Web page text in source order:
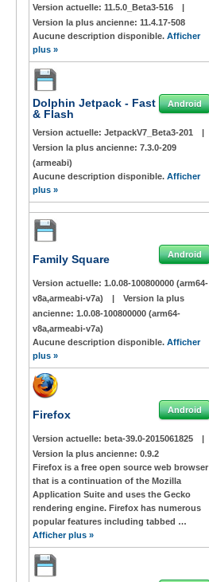
Version actuelle: 11.5.0_Beta3-516
|
Version la plus ancienne: 11.4.17-508
Aucune description disponible. Afficher
plus »
Dolphin Jetpack - Fast
& Flash
Android
Version actuelle: JetpackV7_Beta3-201
|
Version la plus ancienne: 7.3.0-209
(armeabi)
Aucune description disponible. Afficher
plus »
Family Square Android
Version actuelle: 1.0.08-100800000 (arm64-
v8a,armeabi-v7a)
|
Version la plus
ancienne: 1.0.08-100800000 (arm64-
v8a,armeabi-v7a)
Aucune description disponible. Afficher
plus »
Firefox Android
Version actuelle: beta-39.0-2015061825
|
Version la plus ancienne: 0.9.2
Firefox is a free open source web browser
that is a continuation of the Mozilla
Application Suite and uses the Gecko
rendering engine. Firefox has numerous
popular features including tabbed …
Afficher plus »